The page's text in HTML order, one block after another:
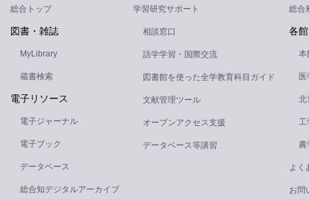
総合トップ
図書・雑誌
MyLibrary
蔵書検索
電子リソース
電子ジャーナル
電子ブック
データベース
総合知デジタルアーカイブ
学習研究サポート
相談窓口
語学学習・国際交流
図書館を使った全学教育科目ガイド
文献管理ツール
オープンアクセス支援
データベース等講習
総合
各
本
北
工
農
よく
お問